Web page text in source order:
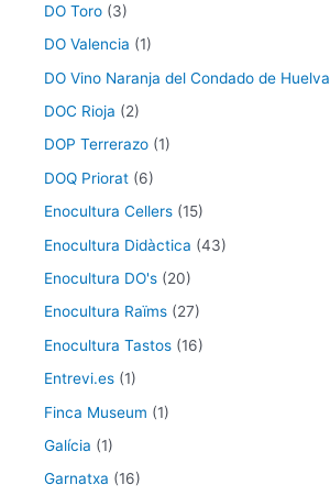
DO Toro (3)
DO Valencia (1)
DO Vino Naranja del Condado de Huelva
DOC Rioja (2)
DOP Terrerazo (1)
DOQ Priorat (6)
Enocultura Cellers (15)
Enocultura Didàctica (43)
Enocultura DO's (20)
Enocultura Raïms (27)
Enocultura Tastos (16)
Entrevi.es (1)
Finca Museum (1)
Galícia (1)
Garnatxa (16)